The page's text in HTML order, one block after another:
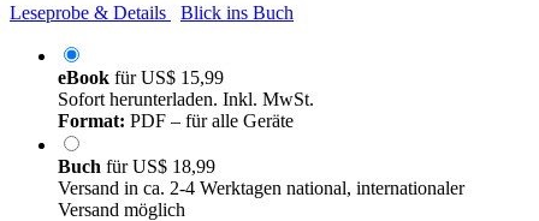
Leseprobe & Details
Blick ins Buch
eBook fürUS$ 15,99
Sofort herunterladen. Inkl. MwSt.
Format: PDF – für alle Geräte
Buch fürUS$ 18,99
Versand in ca. 2-4 Werktagen national, internationaler
Versand möglich